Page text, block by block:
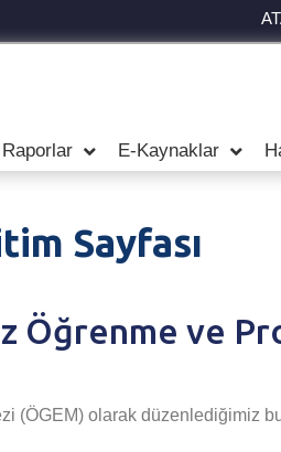
Raporlar E-Kaynaklar
Sayfası
Öğrenme ve
(ÖGEM) olarak düzenlediğimiz